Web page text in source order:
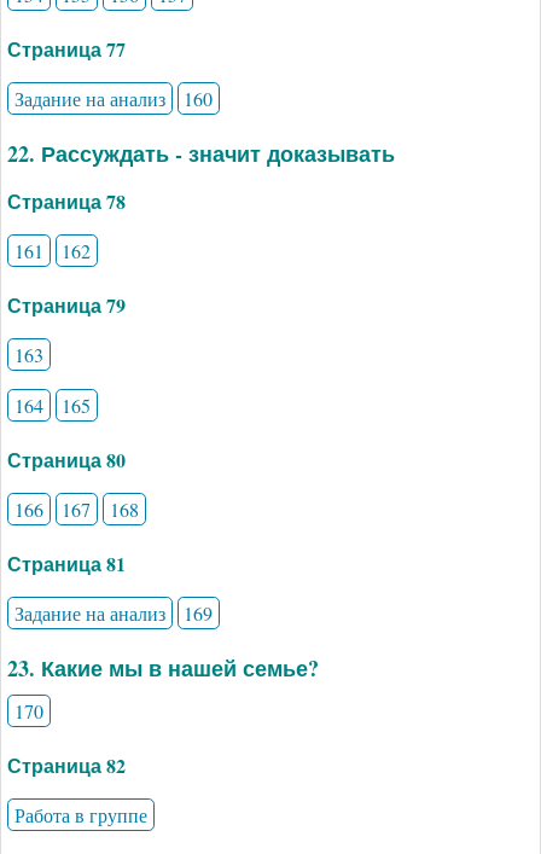
Страница 77
Задание на анализ 160
22. Рассуждать - значит доказывать
Страница 78
161 162
Страница 79
163
164
165
Страница 80
166 167 168
Страница 81
Задание на анализ 169
23. Какие мы в нашей семье?
170
Страница 82
Работа в группе